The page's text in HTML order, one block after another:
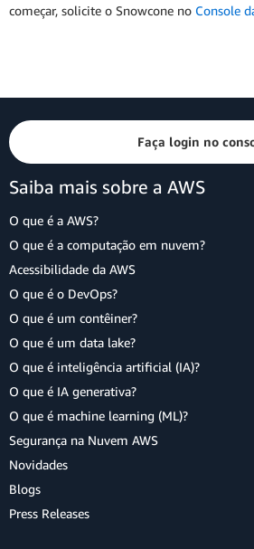
começar, solicite o Snowcone no Console
Faça login no
Saiba mais sobre a AWS
O que é a AWS?
O que é a computação em nuvem?
Acessibilidade da AWS
O que é o DevOps?
O que é um contêiner?
O que é um data lake?
O que é inteligência artificial (IA)?
O que é IA generativa?
O que é machine learning (ML)?
Segurança na Nuvem AWS
Novidades
Blogs
Press Releases